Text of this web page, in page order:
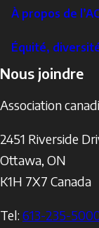
À propos de
Équité,
Nous joindre
Association
2451 Riverside
Ottawa, ON
K1H 7X7 Canada
Tel: 613-235-